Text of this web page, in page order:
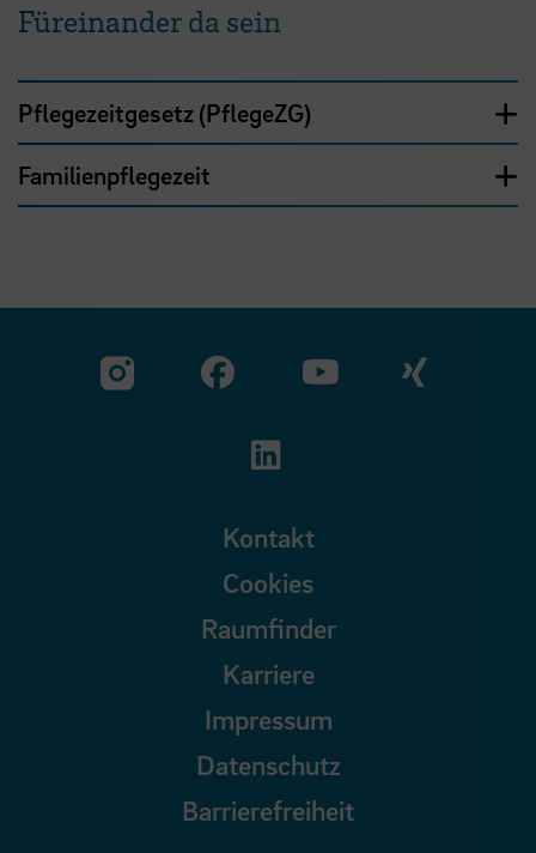
Füreinander da sein
Pflegezeitgesetz (PflegeZG)
Familienpflegezeit
Zu unserer Facebook
Zu
Zu unserer
Kontakt
Cookies
Raumfinder
Karriere
Impressum
Datenschutz
Barrierefreiheit